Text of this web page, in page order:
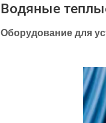
Водяные
Оборудование для